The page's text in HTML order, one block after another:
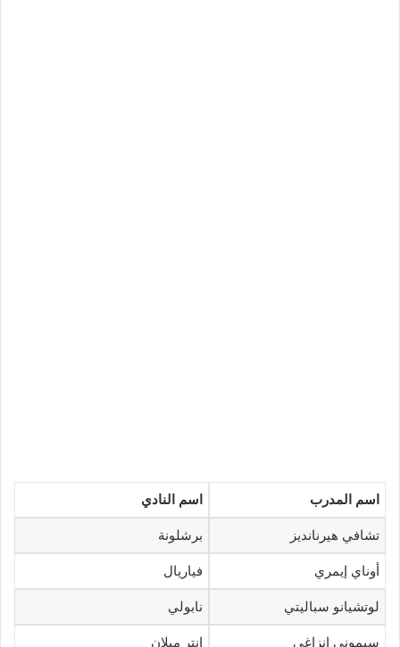
اسم المدرب اسم النادي
تشافي هيرنانديز برشلونة
أوناي إيمري فياريال
لوتشيانو سباليتي نابولي
سيموني إنزاغي إنتر ميلان